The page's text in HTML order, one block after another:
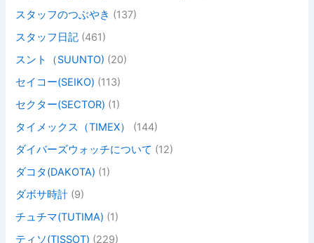
スタッフのつぶやき (137)
スタッフ日記 (461)
スント（SUUNTO) (20)
セイコー(SEIKO) (113)
セクター(SECTOR) (1)
タイメックス（TIMEX）
(144)
ダイバーズウォッチについて (12)
ダコタ(DAKOTA) (1)
ダボサ時計 (9)
チュチマ(TUTIMA) (1)
ティソ(TISSOT) (229)